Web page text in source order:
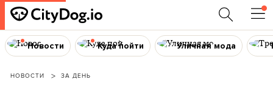
Новости Куда пойти Уличная мода
НОВОСТИ ЗА ДЕНЬ